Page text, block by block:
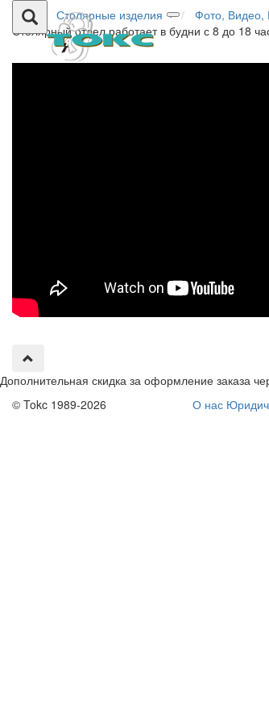
Столярные изделия Фото, Видео,
Столярный отдел работает в будни с 8 до 18
Дополнительная скидка за оформление заказа
© Tokc 1989-2026
О нас